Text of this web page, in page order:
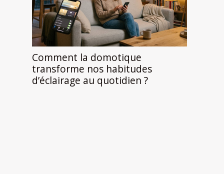
Comment la domotique
transforme nos habitudes
d’éclairage au quotidien ?